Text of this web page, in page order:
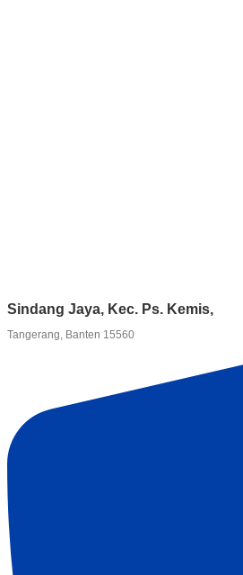
Sindang Jaya, Kec. Ps. Kemis,
Tangerang, Banten 15560